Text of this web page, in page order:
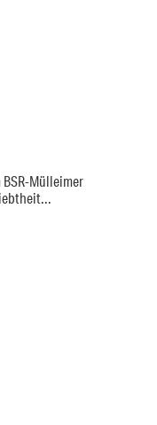
Mülleimer